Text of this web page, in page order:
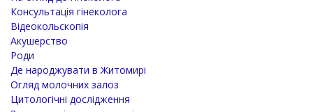
Консультація гінеколога
Відеокольскопія
Акушерство
Роди
Де народжувати в Житомирі
Огляд молочних залоз
Цитологічні дослідження